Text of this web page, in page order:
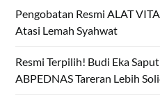
Pengobatan Resmi ALAT
Atasi Lemah Syahwat
Resmi Terpilih! Budi Eka
ABPEDNAS Tareran Lebih